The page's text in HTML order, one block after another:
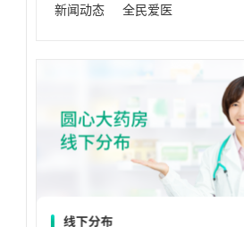
新闻动态
全民爱医